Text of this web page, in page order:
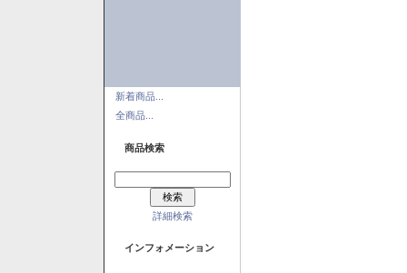
新着商品...
全商品...
商品検索
詳細検索
インフォメーション